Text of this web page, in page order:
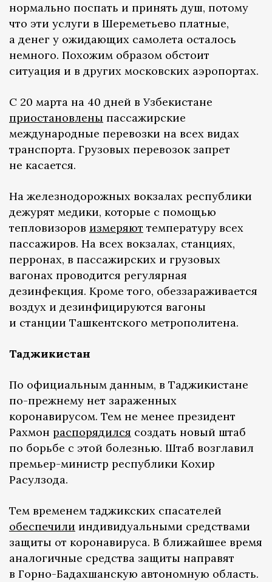
нормально поспать и принять душ, потому
что эти услуги в Шереметьево платные,
а денег у ожидающих самолета осталось
немного. Похожим образом обстоит
ситуация и в других московских аэропортах.
С 20 марта на 40 дней в Узбекистане
приостановлены пассажирские
международные перевозки на всех видах
транспорта. Грузовых перевозок запрет
не касается.
На железнодорожных вокзалах республики
дежурят медики, которые с помощью
тепловизоров измеряют температуру всех
пассажиров. На всех вокзалах, станциях,
перронах, в пассажирских и грузовых
вагонах проводится регулярная
дезинфекция. Кроме того, обеззараживается
воздух и дезинфицируются вагоны
и станции Ташкентского метрополитена.
Таджикистан
По официальным данным, в Таджикистане
по-прежнему нет зараженных
коронавирусом. Тем не менее президент
Рахмон распорядился создать новый штаб
по борьбе с этой болезнью. Штаб возглавил
премьер-министр республики Кохир
Расулзода.
Тем временем таджикских спасателей
обеспечили индивидуальными средствами
защиты от коронавируса. В ближайшее время
аналогичные средства защиты направят
в Горно-Бадахшанскую автономную область.